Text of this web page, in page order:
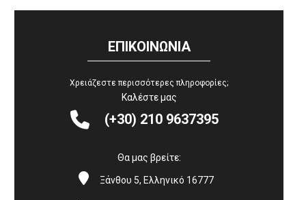
ΕΠΙΚΟΙΝΩΝΙΑ
Χρειάζεστε περισσότερες πληροφορίες;
Καλέστε μας

 (+30) 210 9637395
Θα μας βρείτε:

 Ξάνθου 5, Ελληνικό 16777